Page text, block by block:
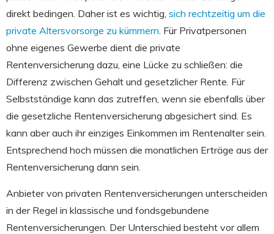
direkt bedingen. Daher ist es wichtig, sich rechtzeitig um die
private Altersvorsorge zu kümmern. Für Privatpersonen
ohne eigenes Gewerbe dient die private
Rentenversicherung dazu, eine Lücke zu schließen: die
Differenz zwischen Gehalt und gesetzlicher Rente. Für
Selbstständige kann das zutreffen, wenn sie ebenfalls über
die gesetzliche Rentenversicherung abgesichert sind. Es
kann aber auch ihr einziges Einkommen im Rentenalter sein.
Entsprechend hoch müssen die monatlichen Erträge aus der
Rentenversicherung dann sein.
Anbieter von privaten Rentenversicherungen unterscheiden
in der Regel in klassische und fondsgebundene
Rentenversicherungen. Der Unterschied besteht vor allem